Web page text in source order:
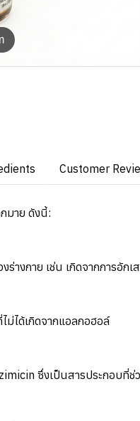
Customer
มาย ดังนี้:
างกาย เช่น เกิดจากการอั
ได้เกิดจากแอลกอฮอล์
ซึ่งเป็นสารประกอบที่ช่